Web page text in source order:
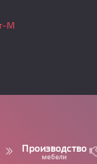
Производство
мебели